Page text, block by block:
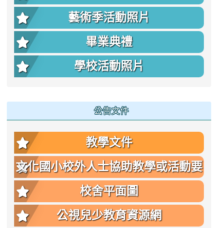
藝術季活動照片
畢業典禮
學校活動照片
公告文件
教學文件
文化國小校外人士協助教學或活動要
點
校舍平面圖
公視兒少教育資源網